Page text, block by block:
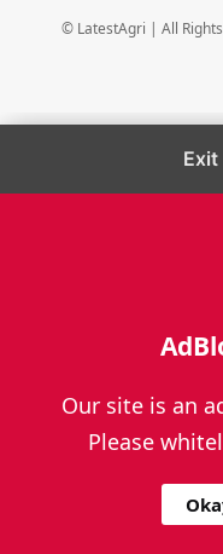
© LatestAgri | All
Our site is an
Please